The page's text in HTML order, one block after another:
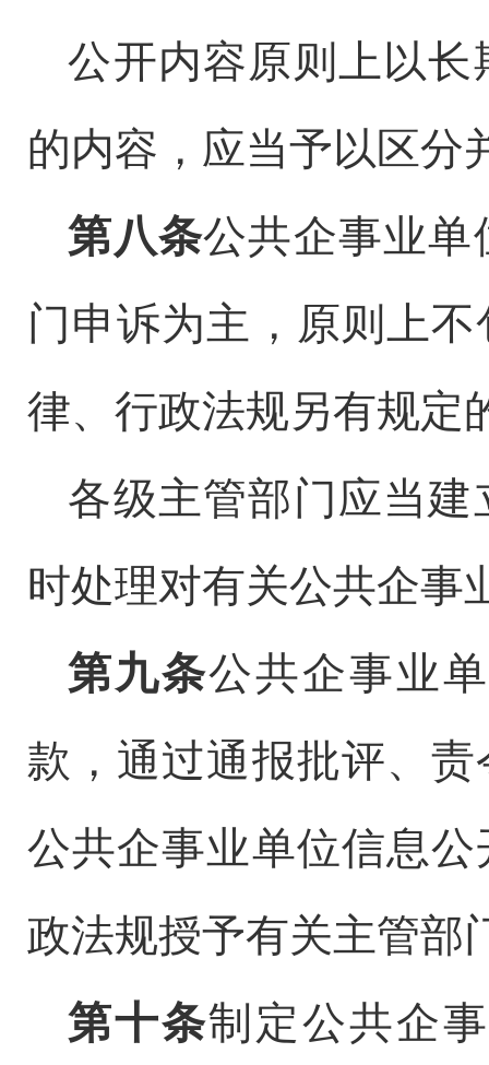
公开内容原则上以
的内容，应当予以区分
第八条公共企事业单
门申诉为主，原则上
律、行政法规另有规定
各级主管部门应当
时处理对有关公共企事
第九条公共企事业
款，通过通报批评、
公共企事业单位信息
政法规授予有关主管部
第十条制定公共企